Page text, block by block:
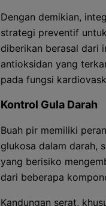
Dengan demikian,
strategi preventif
diberikan berasal dari
antioksidan yang
pada fungsi
Kontrol Gula Darah
Buah pir memiliki
glukosa dalam darah,
yang berisiko
dari beberapa
Kandungan serat,